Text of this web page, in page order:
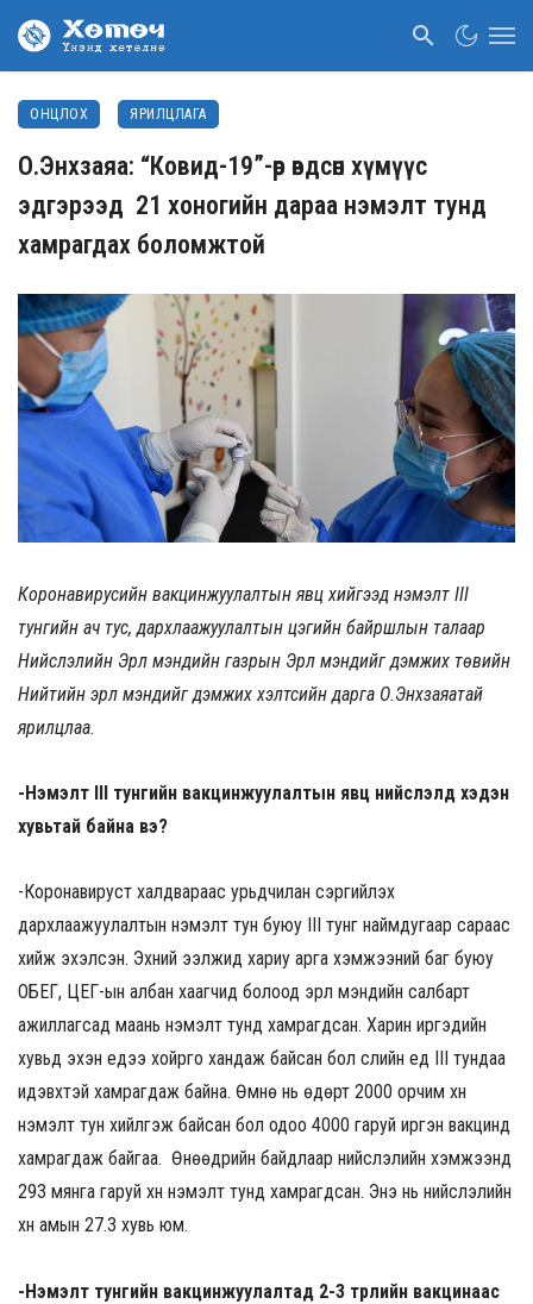
ОНЦЛОХ ЯРИЛЦЛАГА
О.Энхзаяа: “Ковид-19”-өөр өвдсөн хүмүүс
эдгэрээд 21 хоногийн дараа нэмэлт тунд
хамрагдах боломжтой
Коронавирусийн вакцинжуулалтын явц хийгээд нэмэлт III
тунгийн ач тус, дархлаажуулалтын цэгийн байршлын талаар
Нийслэлийн Эрүүл мэндийн газрын Эрүүл мэндийг дэмжих төвийн
Нийтийн эрүүл мэндийг дэмжих хэлтсийн дарга О.Энхзаяатай
ярилцлаа.
-Нэмэлт III тунгийн вакцинжуулалтын явц нийслэлд хэдэн
хувьтай байна вэ?
-Коронавируст халдвараас урьдчилан сэргийлэх
дархлаажуулалтын нэмэлт тун буюу III тунг наймдугаар сараас
хийж эхэлсэн. Эхний ээлжид хариу арга хэмжээний баг буюу
ОБЕГ, ЦЕГ-ын албан хаагчид болоод эрүүл мэндийн салбарт
ажиллагсад маань нэмэлт тунд хамрагдсан. Харин иргэдийн
хувьд эхэн үедээ хойрго хандаж байсан бол сүүлийн үед III тундаа
идэвхтэй хамрагдаж байна. Өмнө нь өдөрт 2000 орчим хүн
нэмэлт тун хийлгэж байсан бол одоо 4000 гаруй иргэн вакцинд
хамрагдаж байгаа. Өнөөдрийн байдлаар нийслэлийн хэмжээнд
293 мянга гаруй хүн нэмэлт тунд хамрагдсан. Энэ нь нийслэлийн
хүн амын 27.3 хувь юм.
-Нэмэлт тунгийн вакцинжуулалтад 2-3 төрлийн вакцинаас